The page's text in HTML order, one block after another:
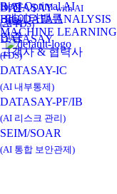
데이타밸류
비전
연혁
인증
고객사 & 협력사
DATASAYwith AI
(AI-FDS)
DATASAY
(FDS)
DATASAY-IC
(AI 내부통제)
DATASAY-PF/IB
(AI 리스크 관리)
SEIM/SOAR
(AI 통합 보안관제)
Real-Optimal AI
BIG DATA ANALYSIS
MACHINE LEARNING